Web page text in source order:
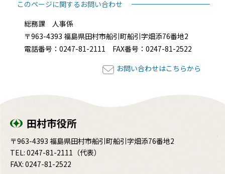
このページに関するお問い合わせ
総務課 人事係
〒963-4393 福島県田村市船引町船引字畑添76番地2
電話番号：0247-81-2111 FAX番号：0247-81-2522
お問い合わせはこちらから
田村市役所
〒963-4393 福島県田村市船引町船引字畑添76番地2
TEL: 0247-81-2111 （代表）
FAX: 0247-81-2522